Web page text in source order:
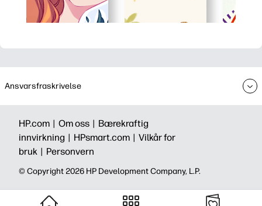
Ansvarsfraskrivelse
HP.com | Om oss | Bærekraftig
innvirkning | HPsmart.com | Vilkår for
bruk | Personvern
© Copyright 2026 HP Development Company, L.P.